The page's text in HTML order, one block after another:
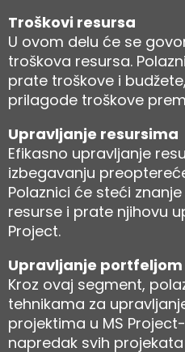
Troškovi resursa
U ovom delu će se
troškova resursa.
prate troškove i
prilagode troškove
Upravljanje resursima
Efikasno upravljanje
izbegavanju
Polaznici će steći
resurse i prate njihovu
Project.
Upravljanje
Kroz ovaj segment,
tehnikama za
projektima u MS
napredak svih